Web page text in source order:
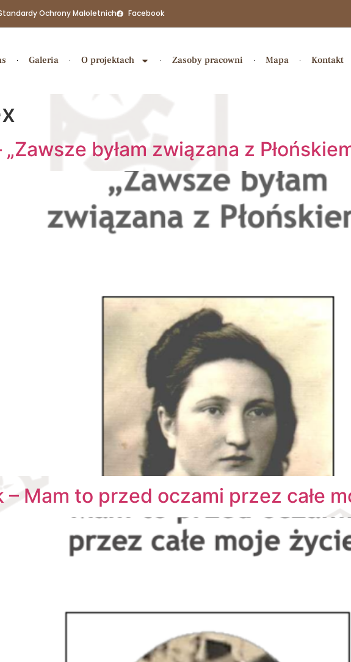
Ochrony Małoletnich Facebook
Galeria O projektach Zasoby pracowni Mapa Kontakt
byłam związana z
– Mam to przed oczami przez całe